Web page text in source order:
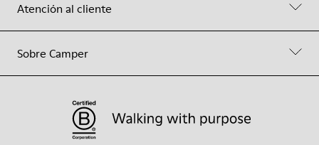
Atención al cliente
Sobre Camper